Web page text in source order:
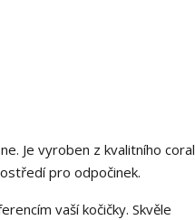
Je vyroben z kvalitního coral
pro odpočinek.
vaší kočičky. Skvěle